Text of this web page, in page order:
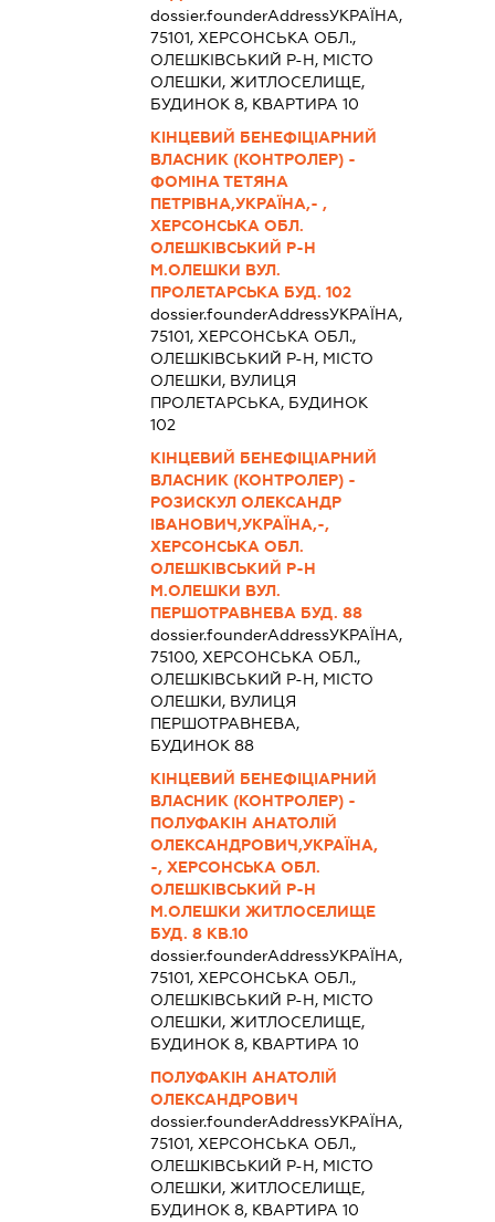
dossier.founderAddressУКРАЇНА,
75101, ХЕРСОНСЬКА ОБЛ.,
ОЛЕШКІВСЬКИЙ Р-Н, МІСТО
ОЛЕШКИ, ЖИТЛОСЕЛИЩЕ,
БУДИНОК 8, КВАРТИРА 10
КІНЦЕВИЙ БЕНЕФІЦІАРНИЙ
ВЛАСНИК (КОНТРОЛЕР) -
ФОМІНА ТЕТЯНА
ПЕТРІВНА,УКРАЇНА,- ,
ХЕРСОНСЬКА ОБЛ.
ОЛЕШКІВСЬКИЙ Р-Н
М.ОЛЕШКИ ВУЛ.
ПРОЛЕТАРСЬКА БУД. 102
dossier.founderAddressУКРАЇНА,
75101, ХЕРСОНСЬКА ОБЛ.,
ОЛЕШКІВСЬКИЙ Р-Н, МІСТО
ОЛЕШКИ, ВУЛИЦЯ
ПРОЛЕТАРСЬКА, БУДИНОК
102
КІНЦЕВИЙ БЕНЕФІЦІАРНИЙ
ВЛАСНИК (КОНТРОЛЕР) -
РОЗИСКУЛ ОЛЕКСАНДР
ІВАНОВИЧ,УКРАЇНА,-,
ХЕРСОНСЬКА ОБЛ.
ОЛЕШКІВСЬКИЙ Р-Н
М.ОЛЕШКИ ВУЛ.
ПЕРШОТРАВНЕВА БУД. 88
dossier.founderAddressУКРАЇНА,
75100, ХЕРСОНСЬКА ОБЛ.,
ОЛЕШКІВСЬКИЙ Р-Н, МІСТО
ОЛЕШКИ, ВУЛИЦЯ
ПЕРШОТРАВНЕВА,
БУДИНОК 88
КІНЦЕВИЙ БЕНЕФІЦІАРНИЙ
ВЛАСНИК (КОНТРОЛЕР) -
ПОЛУФАКІН АНАТОЛІЙ
ОЛЕКСАНДРОВИЧ,УКРАЇНА,
-, ХЕРСОНСЬКА ОБЛ.
ОЛЕШКІВСЬКИЙ Р-Н
М.ОЛЕШКИ ЖИТЛОСЕЛИЩЕ
БУД. 8 КВ.10
dossier.founderAddressУКРАЇНА,
75101, ХЕРСОНСЬКА ОБЛ.,
ОЛЕШКІВСЬКИЙ Р-Н, МІСТО
ОЛЕШКИ, ЖИТЛОСЕЛИЩЕ,
БУДИНОК 8, КВАРТИРА 10
ПОЛУФАКІН АНАТОЛІЙ
ОЛЕКСАНДРОВИЧ
dossier.founderAddressУКРАЇНА,
75101, ХЕРСОНСЬКА ОБЛ.,
ОЛЕШКІВСЬКИЙ Р-Н, МІСТО
ОЛЕШКИ, ЖИТЛОСЕЛИЩЕ,
БУДИНОК 8, КВАРТИРА 10